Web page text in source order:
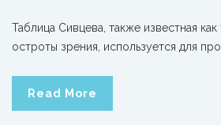
Таблица Сивцева, также известная
остроты зрения, используется для
Read More